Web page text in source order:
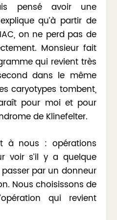
pensé avoir une
qu’à partir de
on ne perd pas de
Monsieur fait
qui revient très
dans le même
caryotypes tombent,
pour moi et pour
de Klinefelter.
à nous : opérations
voir s’il y a quelque
par un donneur
Nous choisissons de
qui revient